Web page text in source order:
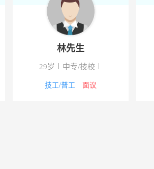
中房集团西宁振业有限公司
恒泰集团西宁置业有限公司
西藏中健药业有限公司
青海维和电梯有限公司
林先生
29岁 中专/技校
技工/普工 面议